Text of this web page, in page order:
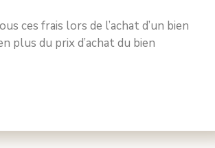
ces frais lors de l’achat d’un bien
plus du prix d’achat du bien